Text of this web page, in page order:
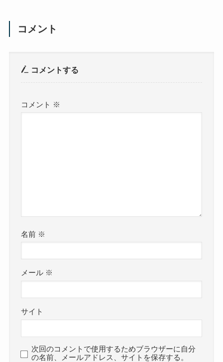
コメント
コメントする
コメント ※
名前 ※
メール ※
サイト
次回のコメントで使用するためブラウザーに自分
の名前、メールアドレス、サイトを保存する。